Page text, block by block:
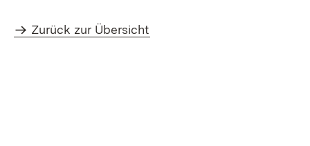
Zurück zur Übersicht